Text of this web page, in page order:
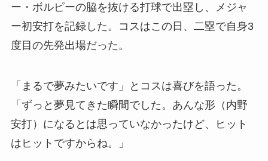
ー・ボルピーの脇を抜ける打球で出塁し、メジャ
ー初安打を記録した。コスはこの日、二塁で自身3
度目の先発出場だった。
「まるで夢みたいです」とコスは喜びを語った。
「ずっと夢見てきた瞬間でした。あんな形（内野
安打）になるとは思っていなかったけど、ヒット
はヒットですからね。」